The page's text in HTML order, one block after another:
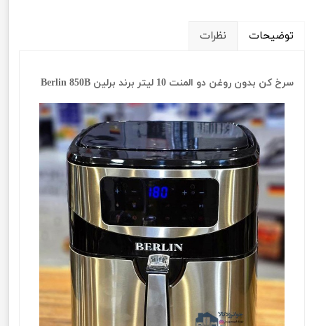
توضیحات نظرات
سرخ کن بدون روغن دو المنت 10 لیتر برند برلین Berlin 850B